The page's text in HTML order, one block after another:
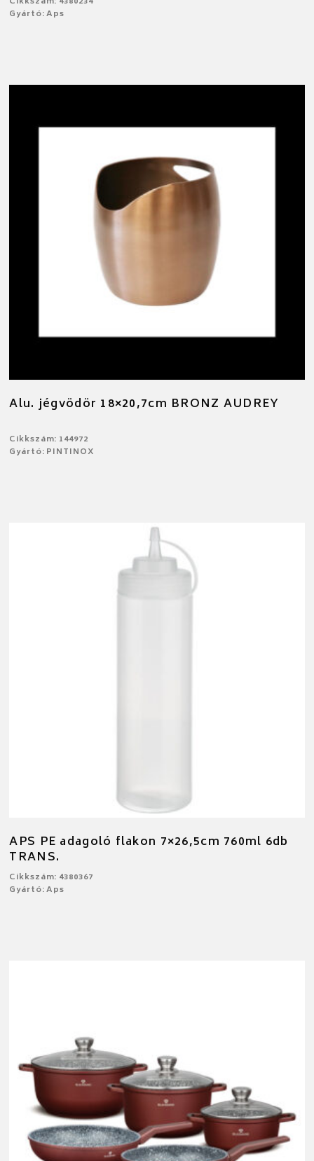
Gyártó: Aps
Alu. jégvödör 18×20,7cm BRONZ AUDREY
Cikkszám: 144972
Gyártó: PINTINOX
APS PE adagoló flakon 7×26,5cm 760ml 6db
TRANS.
Cikkszám: 4380367
Gyártó: Aps